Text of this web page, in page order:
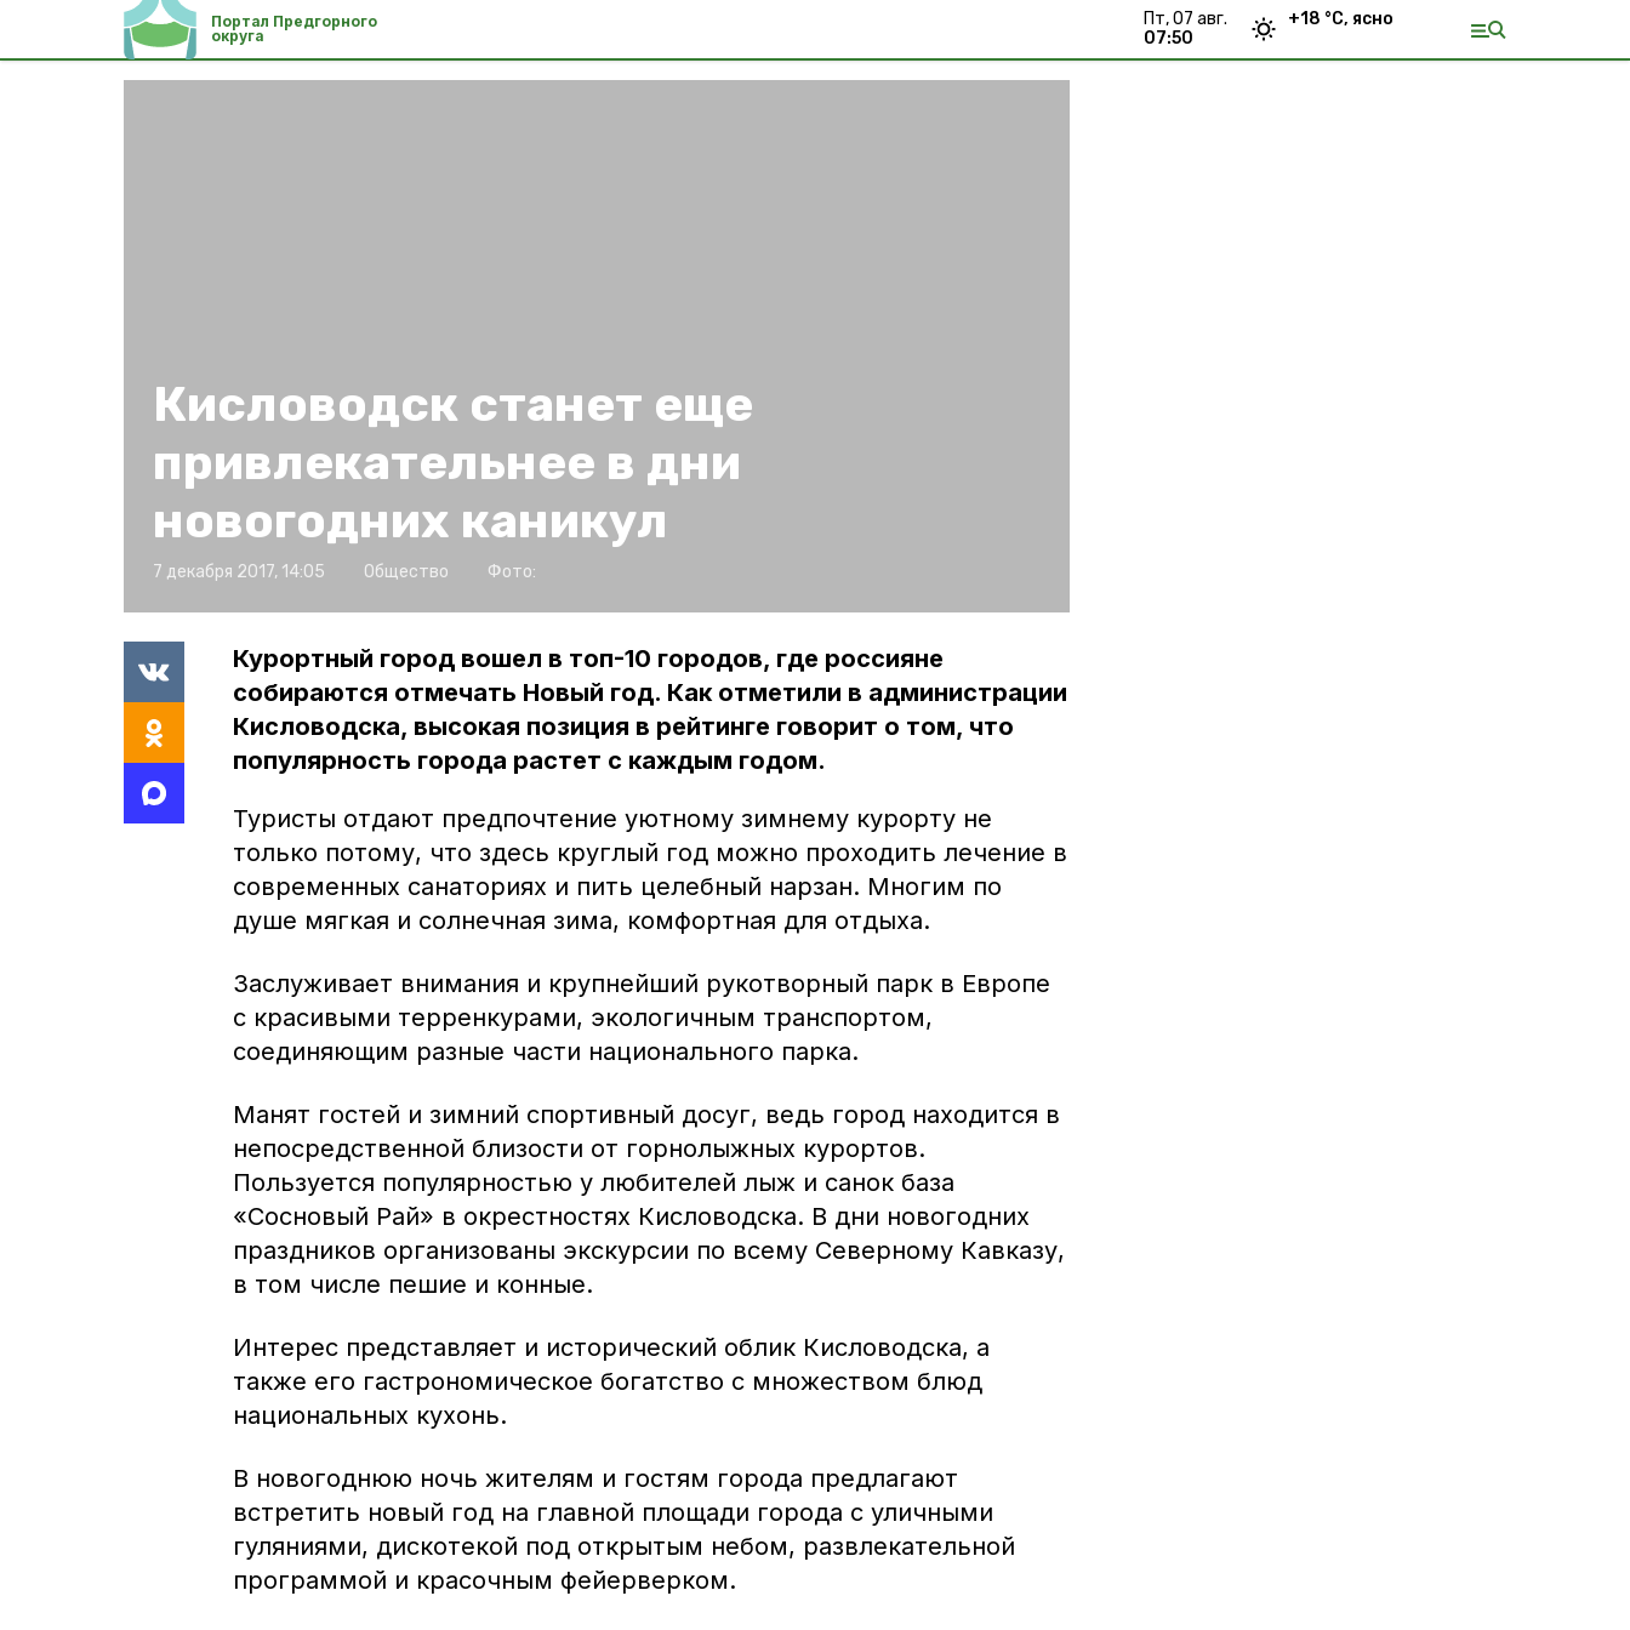
Портал Предгорного
округа
пт, 07 авг.
07:50
+18 °С, ясно
Кисловодск станет еще
привлекательнее в дни
новогодних каникул
7 декабря 2017, 14:05 Общество Фото:
Курортный город вошел в топ-10 городов, где россияне
собираются отмечать Новый год. Как отметили в администрации
Кисловодска, высокая позиция в рейтинге говорит о том, что
популярность города растет с каждым годом.
Туристы отдают предпочтение уютному зимнему курорту не
только потому, что здесь круглый год можно проходить лечение в
современных санаториях и пить целебный нарзан. Многим по
душе мягкая и солнечная зима, комфортная для отдыха.
Заслуживает внимания и крупнейший рукотворный парк в Европе
с красивыми терренкурами, экологичным транспортом,
соединяющим разные части национального парка.
Манят гостей и зимний спортивный досуг, ведь город находится в
непосредственной близости от горнолыжных курортов.
Пользуется популярностью у любителей лыж и санок база
«Сосновый Рай» в окрестностях Кисловодска. В дни новогодних
праздников организованы экскурсии по всему Северному Кавказу,
в том числе пешие и конные.
Интерес представляет и исторический облик Кисловодска, а
также его гастрономическое богатство с множеством блюд
национальных кухонь.
В новогоднюю ночь жителям и гостям города предлагают
встретить новый год на главной площади города с уличными
гуляниями, дискотекой под открытым небом, развлекательной
программой и красочным фейерверком.